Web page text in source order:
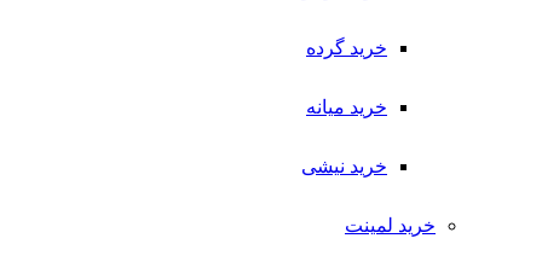
خرید گرده
خرید میانه
خرید نیشی
خرید لمینت